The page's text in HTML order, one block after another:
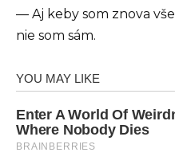
— Aj keby som znova
nie som sám.